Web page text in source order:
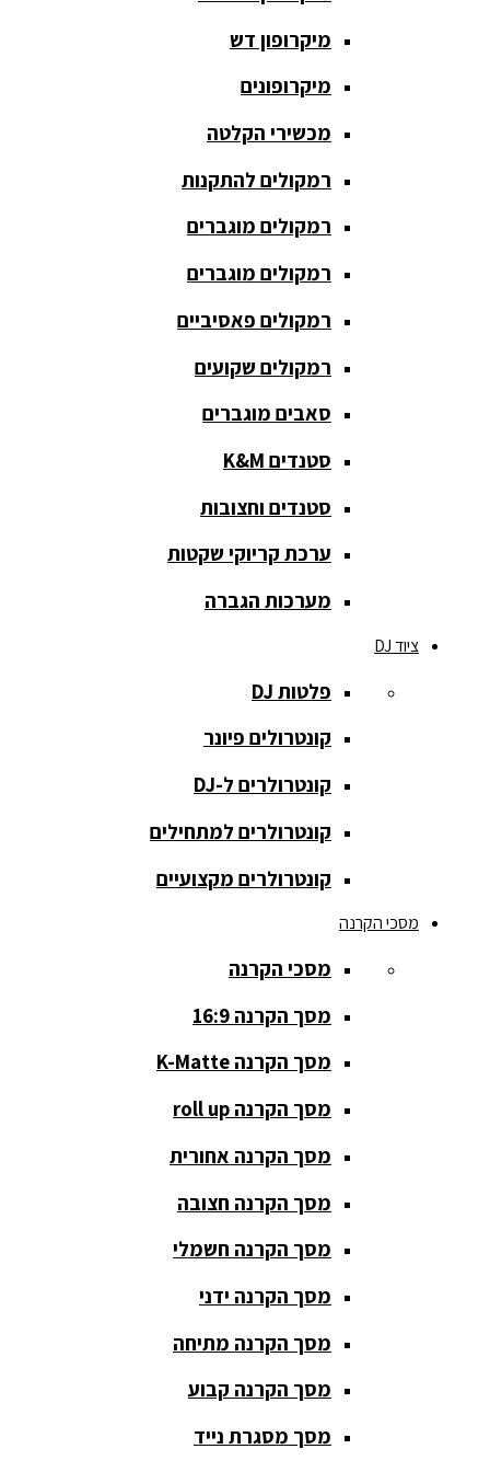
כריזה
ומגפונים
מדונה
אלחוטית
מיקסר
מוגברים
מיקרופון
הקלטה
רמקולים
רמקולים
מוגברים
רמקולים
שקועים
סאבים
וחצובות
ערכת קריוקי
שקטות
מערכות
הגברה
פלטות DJ
קונטרולים
פיונר
קונטרולרים
מיקרופון דש
מיקרופונים
מכשירי הקלטה
רמקולים להתקנות
רמקולים מוגברים
רמקולים מוגברים
רמקולים פאסיביים
רמקולים שקועים
סאבים מוגברים
סטנדים K&M
סטנדים וחצובות
ערכת קריוקי שקטות
מערכות הגברה
ציוד DJ
פלטות DJ
קונטרולים פיונר
קונטרולרים ל-DJ
קונטרולרים למתחילים
קונטרולרים מקצועיים
מסכי הקרנה
מסכי הקרנה
מסך הקרנה 16:9
מסך הקרנה K-Matte
מסך הקרנה roll up
מסך הקרנה אחורית
מסך הקרנה חצובה
מסך הקרנה חשמלי
מסך הקרנה ידני
מסך הקרנה מתיחה
מסך הקרנה קבוע
מסך מסגרת נייד